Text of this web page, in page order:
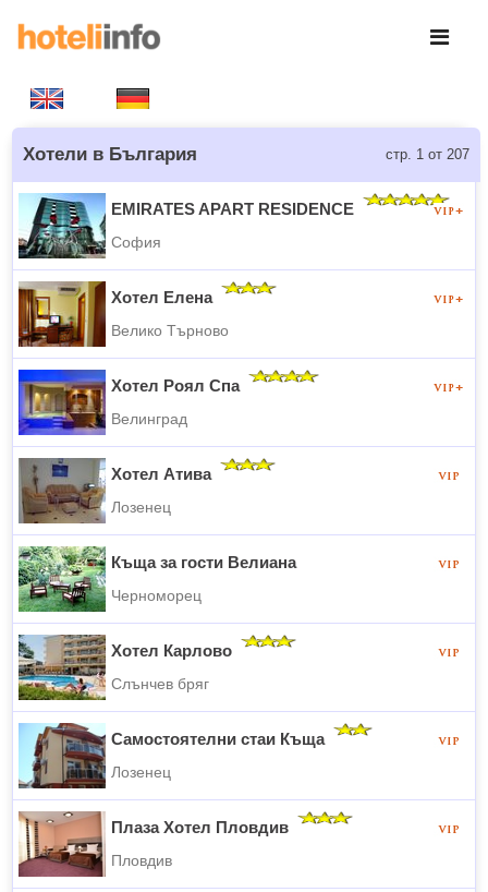
Хотели в България стр. 1 от 207
EMIRATES APART RESIDENCE
София
Хотел Елена
Велико Търново
Хотел Роял Спа
Велинград
Хотел Атива
Лозенец
Къща за гости Велиана
Черноморец
Хотел Карлово
Слънчев бряг
Самостоятелни стаи Къща
Лозенец
Плаза Хотел Пловдив
Пловдив